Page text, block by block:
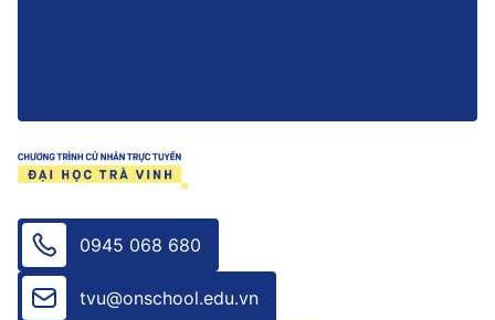
0945 068 680
tvu@onschool.edu.vn